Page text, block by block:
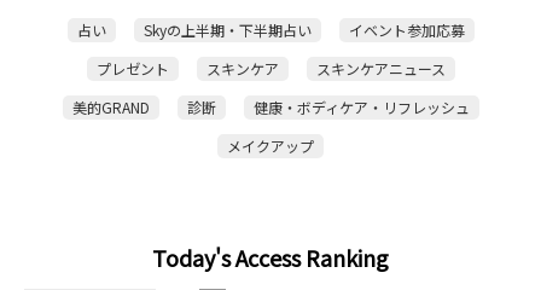
占い Skyの上半期・下半期占い
イベント参加応募
プレゼント
スキンケア
スキンケアニュース
美的GRAND
診断
健康・ボディケア・リフレッシュ
メイクアップ
Today's Access Ranking